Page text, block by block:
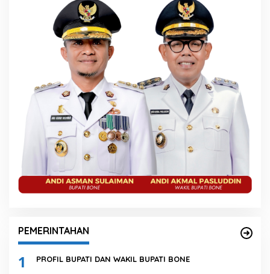
PEMERINTAHAN
1 PROFIL BUPATI DAN WAKIL BUPATI BONE